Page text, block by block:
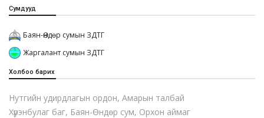
Сумдууд
Баян-Өндөр сумын ЗДТГ
Жаргалант сумын ЗДТГ
Холбоо барих
Нутгийн удирдлагын ордон, Амарын талбай
Хүрэнбулаг баг, Баян-Өндөр сум, Орхон аймаг